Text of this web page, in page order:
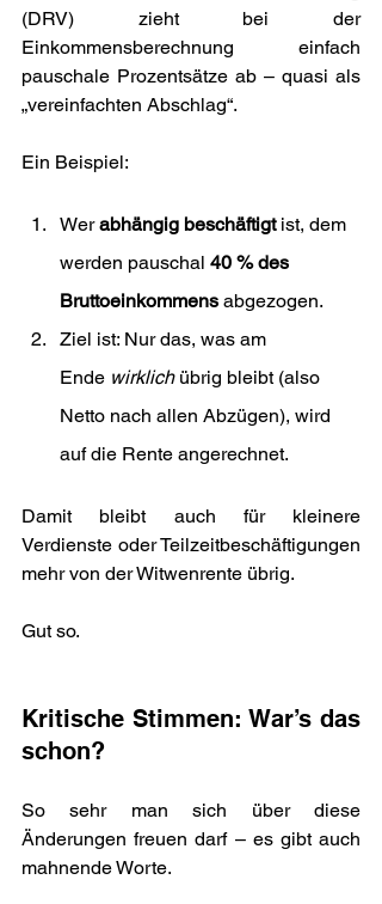
(DRV) zieht bei der
Einkommensberechnung einfach
pauschale Prozentsätze ab – quasi als
„vereinfachten Abschlag“.
Ein Beispiel:
Wer abhängig beschäftigt ist, dem
werden pauschal 40 % des
Bruttoeinkommens abgezogen.
Ziel ist: Nur das, was am
Ende wirklich übrig bleibt (also
Netto nach allen Abzügen), wird
auf die Rente angerechnet.
Damit bleibt auch für kleinere
Verdienste oder Teilzeitbeschäftigungen
mehr von der Witwenrente übrig.
Gut so.
Kritische Stimmen: War’s das
schon?
So sehr man sich über diese
Änderungen freuen darf – es gibt auch
mahnende Worte.